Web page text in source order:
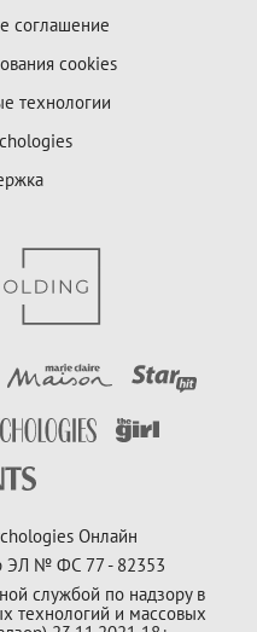
соглашение
cookies
технологии
Онлайн
ЭЛ № ФС 77 - 82353
службой по надзору в
технологий и массовых